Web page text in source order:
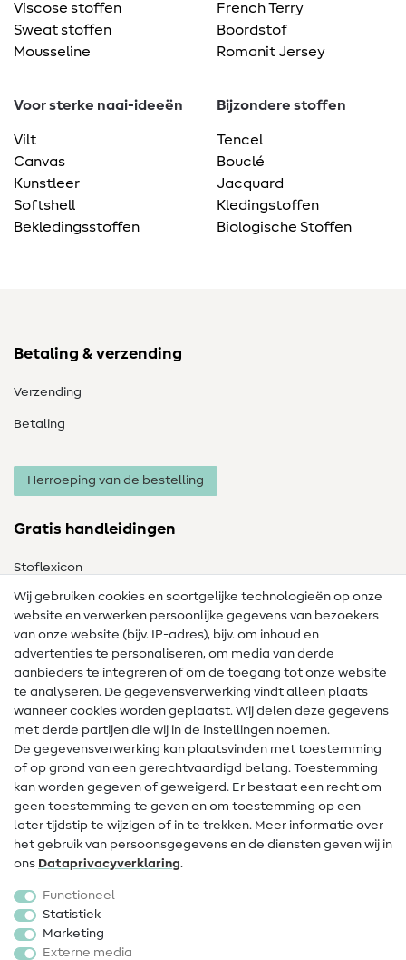
Viscose stoffen
Sweat stoffen
Mousseline
French Terry
Boordstof
Romanit Jersey
Voor sterke naai-ideeën
Vilt
Canvas
Kunstleer
Softshell
Bekledingsstoffen
Bijzondere stoffen
Tencel
Bouclé
Jacquard
Kledingstoffen
Biologische Stoffen
Betaling & verzending
Verzending
Betaling
Herroeping van de bestelling
Gratis handleidingen
Stoflexicon
Naailexicon
Gratis Naaipatronen
Hulp & contact
Contact
Wijziging van eigenaar
FAQ
Herroepingsrecht
Populair
Fournituren
Sale
Wij gebruiken cookies en soortgelijke technologieën op onze
website en verwerken persoonlijke gegevens van bezoekers
van onze website (bijv. IP-adres), bijv. om inhoud en
advertenties te personaliseren, om media van derde
aanbieders te integreren of om de toegang tot onze website
te analyseren. De gegevensverwerking vindt alleen plaats
wanneer cookies worden geplaatst. Wij delen deze gegevens
met derde partijen die wij in de instellingen noemen.
De gegevensverwerking kan plaatsvinden met toestemming
of op grond van een gerechtvaardigd belang. Toestemming
kan worden gegeven of geweigerd. Er bestaat een recht om
geen toestemming te geven en om toestemming op een
later tijdstip te wijzigen of in te trekken. Meer informatie over
het gebruik van persoonsgegevens en de diensten geven wij in
ons Data­privacy­verklaring.
Functioneel
Statistiek
Marketing
Externe media